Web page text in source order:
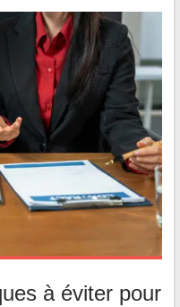
à éviter pour